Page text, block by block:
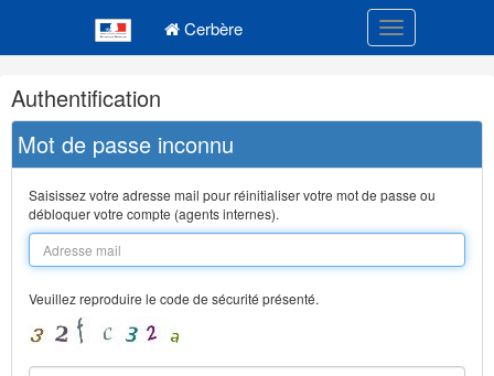
Cerbère Toggle
Navigation
et
outils
annexes
Authentification
Mot de passe inconnu
Saisissez votre adresse mail pour réinitialiser votre mot de passe ou
débloquer votre compte (agents internes).
Veuillez reproduire le code de sécurité présenté.